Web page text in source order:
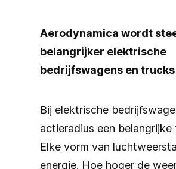
Aerodynamica wordt
belangrijker elektrische
bedrijfswagens en trucks
Bij elektrische
actieradius een belangrijke
Elke vorm van
energie. Hoe hoger de